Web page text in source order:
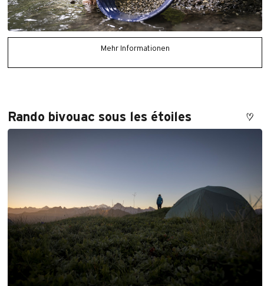
Mehr Informationen
Rando bivouac sous les étoiles